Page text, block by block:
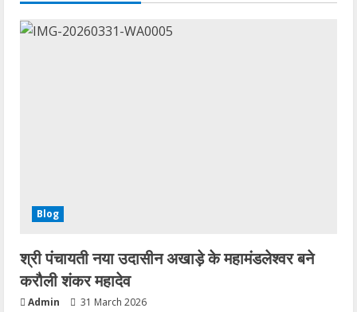
Blog
श्री पंचायती नया उदासीन अखाड़े के महामंडलेश्वर बने
करौली शंकर महादेव
Admin 31 March 2026